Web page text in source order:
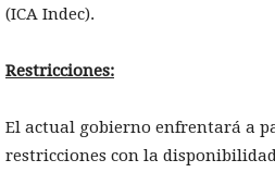
(ICA Indec).
Restricciones:
El actual gobierno enfrentará a
restricciones con la